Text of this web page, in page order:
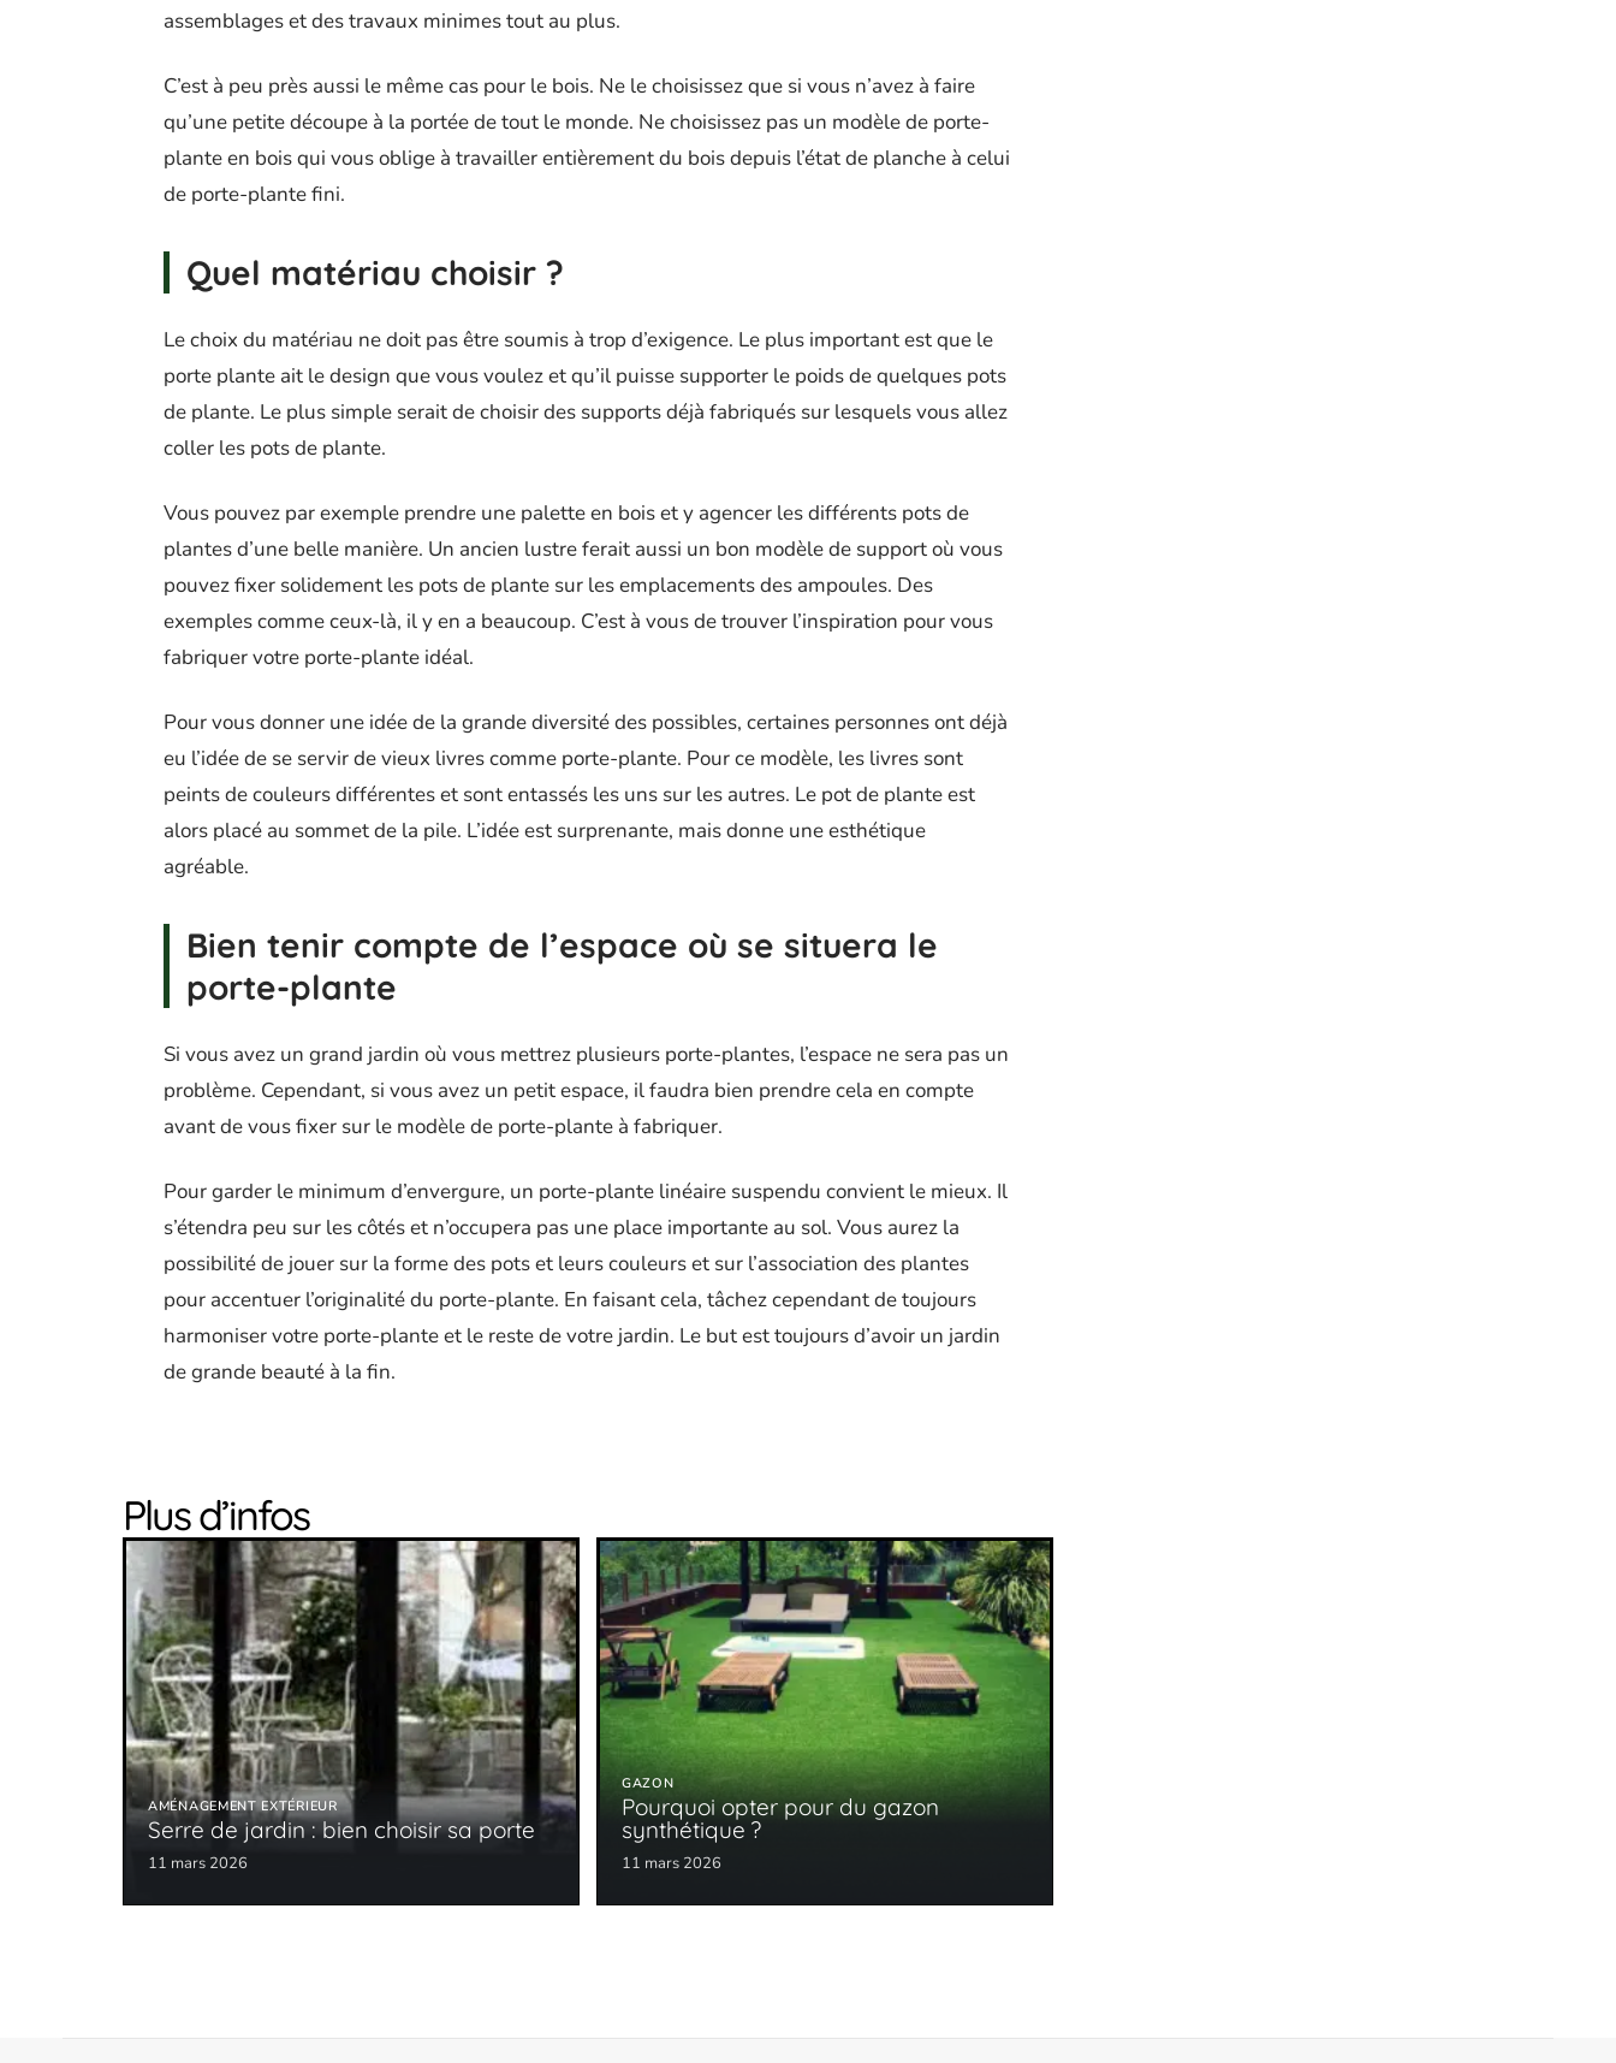
assemblages et des travaux minimes tout au plus.
C’est à peu près aussi le même cas pour le bois. Ne le choisissez que si vous n’avez à faire
qu’une petite découpe à la portée de tout le monde. Ne choisissez pas un modèle de porte-
plante en bois qui vous oblige à travailler entièrement du bois depuis l’état de planche à celui
de porte-plante fini.
Quel matériau choisir ?
Le choix du matériau ne doit pas être soumis à trop d’exigence. Le plus important est que le
porte plante ait le design que vous voulez et qu’il puisse supporter le poids de quelques pots
de plante. Le plus simple serait de choisir des supports déjà fabriqués sur lesquels vous allez
coller les pots de plante.
Vous pouvez par exemple prendre une palette en bois et y agencer les différents pots de
plantes d’une belle manière. Un ancien lustre ferait aussi un bon modèle de support où vous
pouvez fixer solidement les pots de plante sur les emplacements des ampoules. Des
exemples comme ceux-là, il y en a beaucoup. C’est à vous de trouver l’inspiration pour vous
fabriquer votre porte-plante idéal.
Pour vous donner une idée de la grande diversité des possibles, certaines personnes ont déjà
eu l’idée de se servir de vieux livres comme porte-plante. Pour ce modèle, les livres sont
peints de couleurs différentes et sont entassés les uns sur les autres. Le pot de plante est
alors placé au sommet de la pile. L’idée est surprenante, mais donne une esthétique
agréable.
Bien tenir compte de l’espace où se situera le
porte-plante
Si vous avez un grand jardin où vous mettrez plusieurs porte-plantes, l’espace ne sera pas un
problème. Cependant, si vous avez un petit espace, il faudra bien prendre cela en compte
avant de vous fixer sur le modèle de porte-plante à fabriquer.
Pour garder le minimum d’envergure, un porte-plante linéaire suspendu convient le mieux. Il
s’étendra peu sur les côtés et n’occupera pas une place importante au sol. Vous aurez la
possibilité de jouer sur la forme des pots et leurs couleurs et sur l’association des plantes
pour accentuer l’originalité du porte-plante. En faisant cela, tâchez cependant de toujours
harmoniser votre porte-plante et le reste de votre jardin. Le but est toujours d’avoir un jardin
de grande beauté à la fin.
Plus d’infos
AMÉNAGEMENT EXTÉRIEUR
Serre de jardin : bien choisir sa porte
11 mars 2026
GAZON
Pourquoi opter pour du gazon
synthétique ?
11 mars 2026